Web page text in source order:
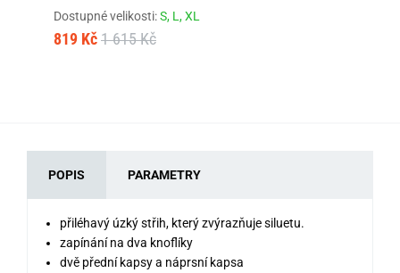
Dostupné velikosti:S, L,XL
819 Kč 1 615 Kč
POPIS PARAMETRY
přiléhavý úzký střih, který zvýrazňuje siluetu.
zapínání na dva knoflíky
dvě přední kapsy a náprsní kapsa